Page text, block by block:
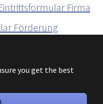
you get the best
Firma
Förderung